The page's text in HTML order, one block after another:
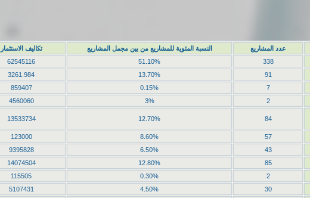
تكاليف الاستثمار النسبة المئوية للمشاريع من بين مجمل المشاريع عدد المشاريع
62545116 51.10% 338
3261.984 13.70% 91
859407 0.15% 7
4560060 3% 2
13533734 12.70% 84
123000 8.60% 57
9395828 6.50% 43
14074504 12.80% 85
115505 0.30% 2
5107431 4.50% 30